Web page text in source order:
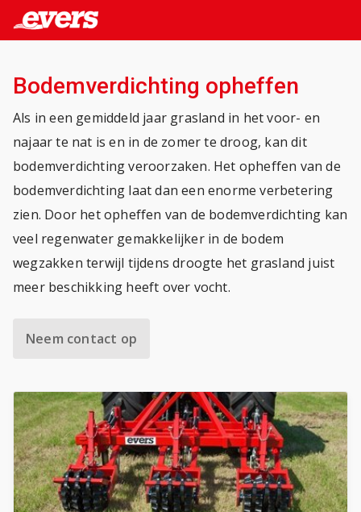
Bodemverdichting opheffen
Als in een gemiddeld jaar grasland in het voor- en
najaar te nat is en in de zomer te droog, kan dit
bodemverdichting veroorzaken. Het opheffen van de
bodemverdichting laat dan een enorme verbetering
zien. Door het opheffen van de bodemverdichting kan
veel regenwater gemakkelijker in de bodem
wegzakken terwijl tijdens droogte het grasland juist
meer beschikking heeft over vocht.
Neem contact op